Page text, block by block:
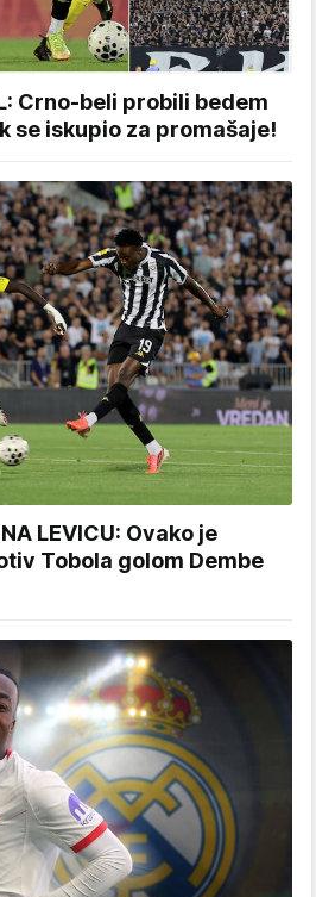
Crno-beli probili bedem
se iskupio za promašaje!
LEVICU: Ovako je
Tobola golom Dembe